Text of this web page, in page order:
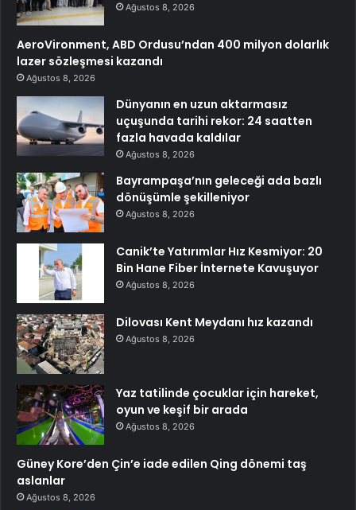
Ağustos 8, 2026
AeroVironment, ABD Ordusu’ndan 400 milyon dolarlık
lazer sözleşmesi kazandı
Ağustos 8, 2026
Dünyanın en uzun aktarmasız
uçuşunda tarihi rekor: 24 saatten
fazla havada kaldılar
Ağustos 8, 2026
Bayrampaşa’nın geleceği ada bazlı
dönüşümle şekilleniyor
Ağustos 8, 2026
Canik’te Yatırımlar Hız Kesmiyor: 20
Bin Hane Fiber İnternete Kavuşuyor
Ağustos 8, 2026
Dilovası Kent Meydanı hız kazandı
Ağustos 8, 2026
Yaz tatilinde çocuklar için hareket,
oyun ve keşif bir arada
Ağustos 8, 2026
Güney Kore’den Çin’e iade edilen Qing dönemi taş
aslanlar
Ağustos 8, 2026